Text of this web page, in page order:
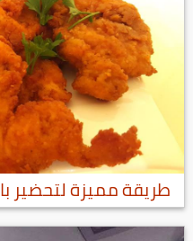
طريقة مميزة لتحضير